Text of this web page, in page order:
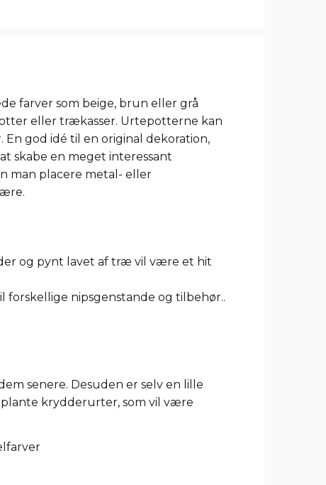
farver som beige, brun eller grå
eller trækasser. Urtepotterne kan
god idé til en original dekoration,
skabe en meget interessant
man placere metal- eller
og pynt lavet af træ vil være et hit
forskellige nipsgenstande og tilbehør..
senere. Desuden er selv en lille
krydderurter, som vil være